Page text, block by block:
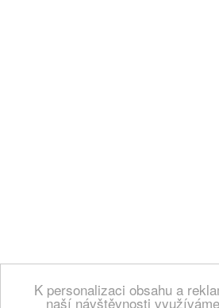
K personalizaci obsahu a
naší návštěvnosti